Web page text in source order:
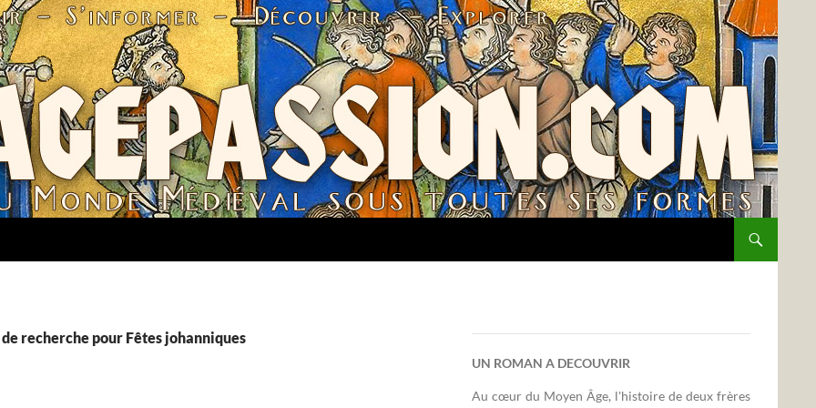
recherche pour Fêtes johanniques
UN ROMAN A DECOUVRIR
Au cœur du Moyen Âge, l'histoire de deux frères